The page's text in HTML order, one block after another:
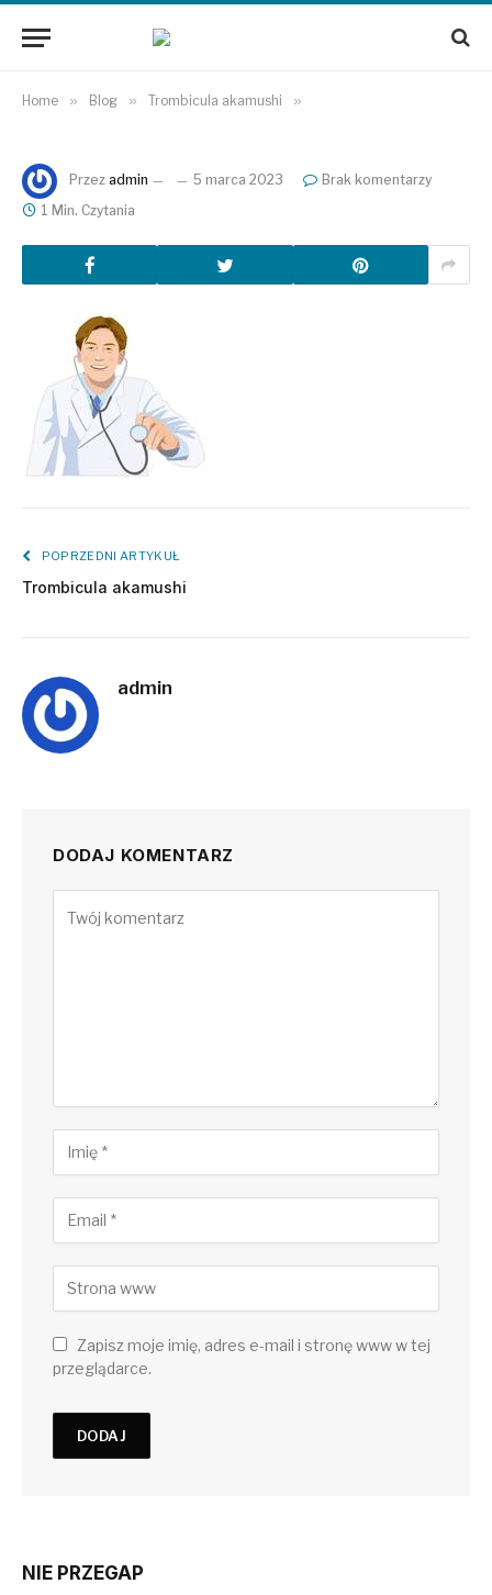
Home » Blog » Trombicula akamushi »
Przez admin 5 marca 2023
Brak komentarzy
1 Min. Czytania
POPRZEDNI ARTYKUŁ
Trombicula akamushi
admin
DODAJ KOMENTARZ
Zapisz moje imię, adres e-mail i stronę www w tej
przeglądarce.
NIE PRZEGAP